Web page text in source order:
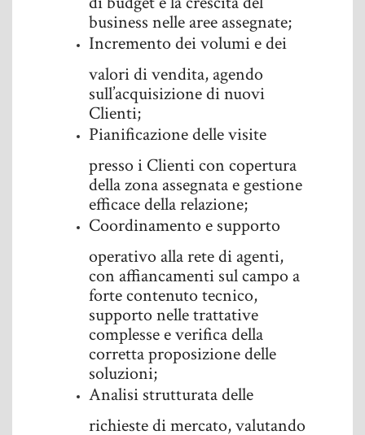
business nelle aree assegnate;
Incremento dei volumi e dei
valori di vendita, agendo
sull’acquisizione di nuovi
Clienti;
Pianificazione delle visite
presso i Clienti con copertura
della zona assegnata e gestione
efficace della relazione;
Coordinamento e supporto
operativo alla rete di agenti,
con affiancamenti sul campo a
forte contenuto tecnico,
supporto nelle trattative
complesse e verifica della
corretta proposizione delle
soluzioni;
Analisi strutturata delle
richieste di mercato, valutando